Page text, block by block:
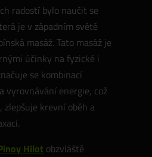
radostí bylo naučit se
je v západním světě
masáž. Tato masáž je
účinky na fyzické i
se kombinací
vyrovnávání energie, což
krevní oběh a
Hilot obzvláště